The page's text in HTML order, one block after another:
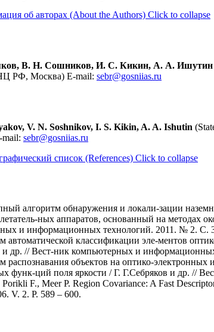
об авторах (About the Authors) Click to collapse
В. Н. Сошников, И. С. Кикин, А. А. Ишутин
РФ, Москва) E-mail: sebr@gosniias.ru
V. N. Soshnikov, I. S. Kikin, A. A. Ishutin
sebr@gosniias.ru
список (References) Click to collapse
алгоритм обнаружения и локали-зации
ных аппаратов, основанный на методах
и информационных технологий. 2011. № 2. С.
автоматической классификации эле-ментов
и др. // Вест-ник компьютерных и
распознавания объектов на оптико-
функ-ций поля яркости / Г. Г.Себряков и др. //
F., Meer P. Region Covariance: A Fast
V. 2. P. 589 – 600.